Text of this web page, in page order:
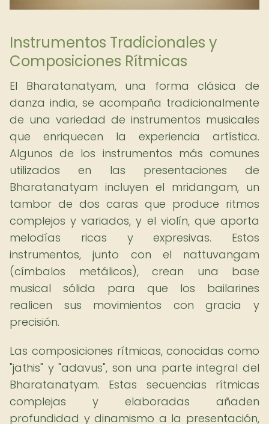
Instrumentos Tradicionales y
Composiciones Rítmicas
El Bharatanatyam, una forma clásica de
danza india, se acompaña tradicionalmente
de una variedad de instrumentos musicales
que enriquecen la experiencia artística.
Algunos de los instrumentos más comunes
utilizados en las presentaciones de
Bharatanatyam incluyen el mridangam, un
tambor de dos caras que produce ritmos
complejos y variados, y el violín, que aporta
melodías ricas y expresivas. Estos
instrumentos, junto con el nattuvangam
(címbalos metálicos), crean una base
musical sólida para que los bailarines
realicen sus movimientos con gracia y
precisión.
Las composiciones rítmicas, conocidas como
"jathis" y "adavus", son una parte integral del
Bharatanatyam. Estas secuencias rítmicas
complejas y elaboradas añaden
profundidad y dinamismo a la presentación,